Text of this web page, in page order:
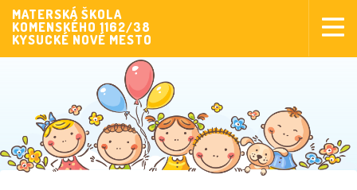
Aktivity pre deti
Fotogaléria
Naša škola
MATERSKÁ ŠKOLA
KOMENSKÉHO 1162/38
KYSUCKÉ NOVÉ MESTO